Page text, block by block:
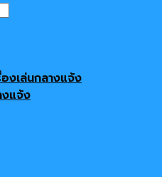
งเล่นกลางแจ้ง
งแจ้ง